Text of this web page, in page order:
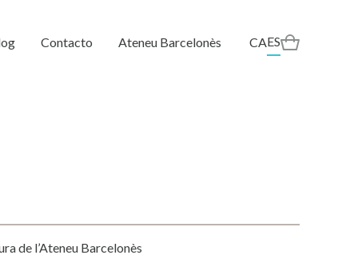
Contacto Ateneu Barcelonès CAES
de l’Ateneu Barcelonès